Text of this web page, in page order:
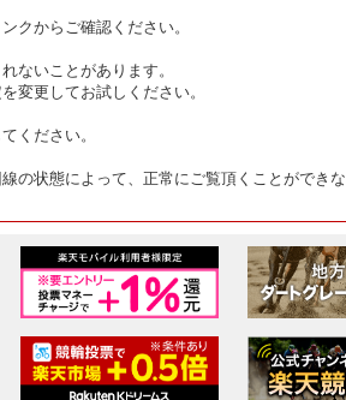
クからご確認ください。
ないことがあります。
変更してお試しください。
ください。
の状態によって、正常にご覧頂くことができ